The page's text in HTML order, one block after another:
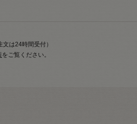
は24時間受付）
をご覧ください。